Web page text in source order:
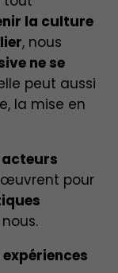
la culture
, nous
ne se
peut aussi
la mise en
acteurs
pour